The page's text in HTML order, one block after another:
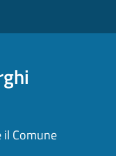
il Comune